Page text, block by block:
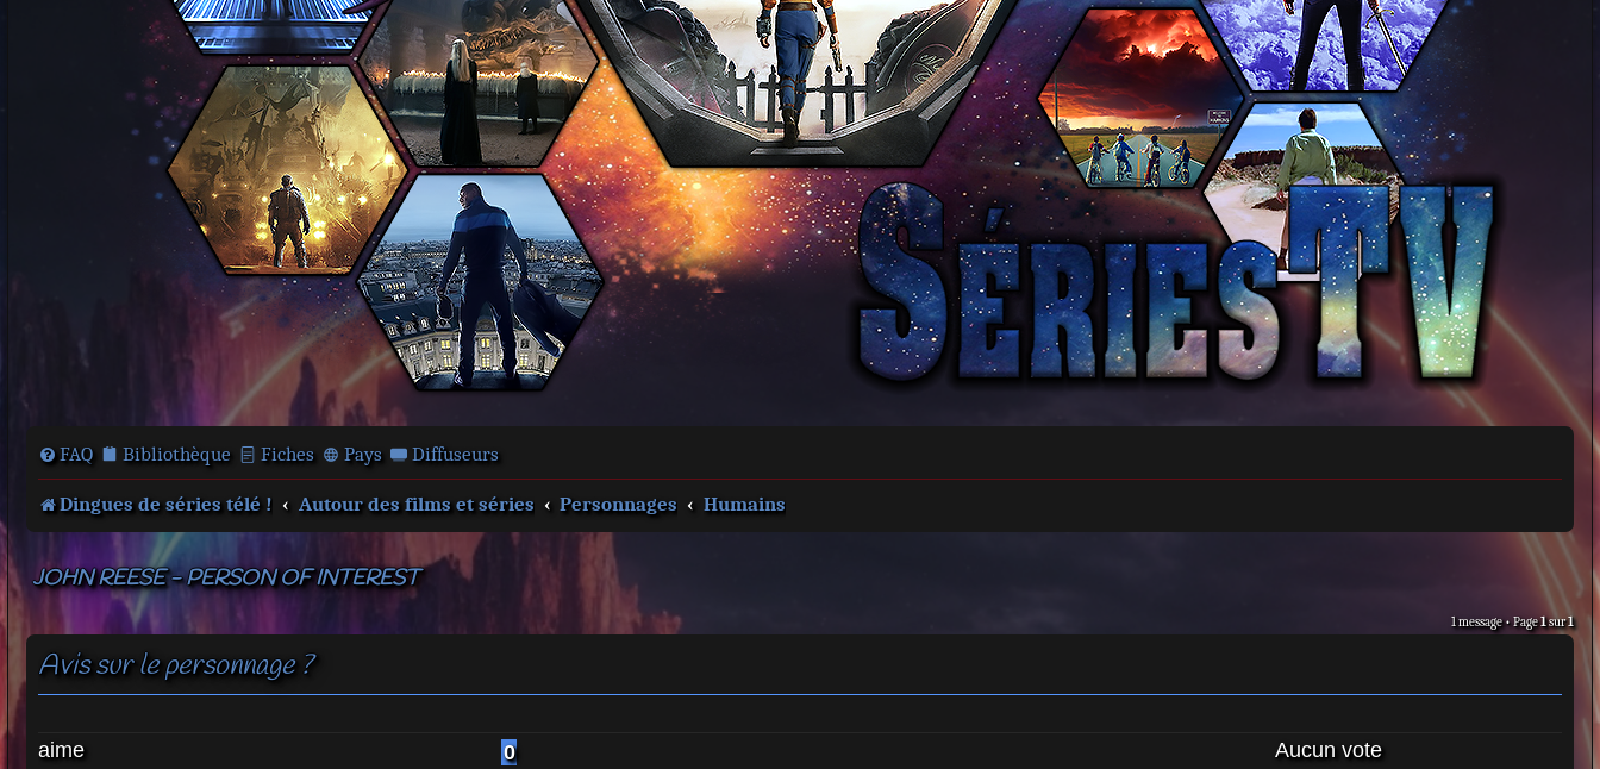
FAQ Bibliothèque Fiches Pays Diffuseurs
Dingues de séries télé ! Autour des films et séries Personnages Humains
JOHN REESE - PERSON OF INTEREST
1 message • Page1sur1
Avis sur le personnage ?
aime 0
Aucun vote